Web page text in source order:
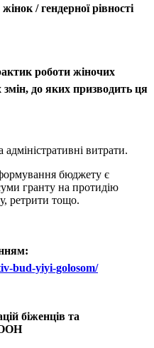
/ гендерної рівності
роботи жіночих
змін, до яких призводить ця
витрати.
бюджету є
гранту на протидію
ретрити тощо.
bud-yiyi-golosom/
біженців та
ООН